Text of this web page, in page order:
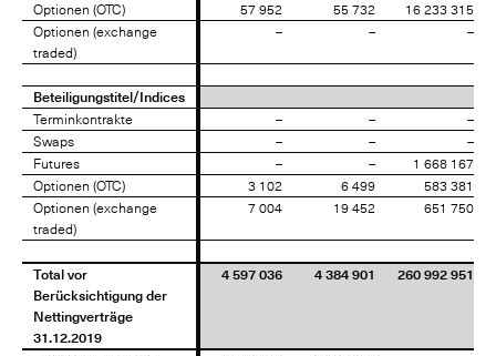
Optionen (OTC) 57 952 55 732
16 233 315
Optionen (exchange
traded)
– – –
Beteiligungstitel/Indices
Terminkontrakte
– –
–
Swaps
– –
–
Futures
– –
1 668 167
Optionen (OTC)
3 102 6 499
583 381
Optionen (exchange
traded)
7 004 19 452 651 750
Total vor
Berücksichtigung der
Nettingverträge
31.12.2019
4 597 036 4 384 901 260 992 951
Optionen (OTC)
Optionen (exchange
traded)
Beteiligungstitel/Indices
Terminkontrakte
Swaps
Futures
Optionen (OTC)
Optionen (exchange
traded)
Total vor
Berücksichtigung der
Nettingverträge
31.12.2019